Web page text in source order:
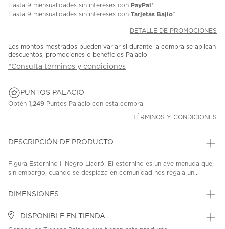
Hasta 9 mensualidades sin intereses con PayPal*
Hasta 9 mensualidades sin intereses con Tarjetas Bajio*
DETALLE DE PROMOCIONES
Los montos mostrados pueden variar si durante la compra se aplican
descuentos, promociones o beneficios Palacio
*Consulta términos y condiciones
PUNTOS PALACIO
Obtén 1,249 Puntos Palacio con esta compra.
TÉRMINOS Y CONDICIONES
DESCRIPCIÓN DE PRODUCTO
Figura Estornino I. Negro Lladró; El estornino es un ave menuda que,
sin embargo, cuando se desplaza en comunidad nos regala un...
DIMENSIONES
DISPONIBLE EN TIENDA